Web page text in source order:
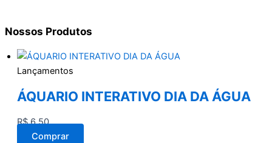
Nossos Produtos
Lançamentos
ÁQUARIO INTERATIVO DIA DA ÁGUA
R$6,50
Comprar